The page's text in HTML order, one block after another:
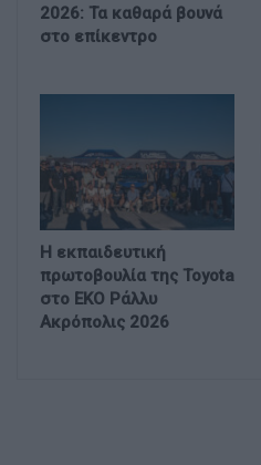
2026: Τα καθαρά βουνά
στο επίκεντρο
H εκπαιδευτική
πρωτοβουλία της Toyota
στο ΕΚΟ Ράλλυ
Ακρόπολις 2026